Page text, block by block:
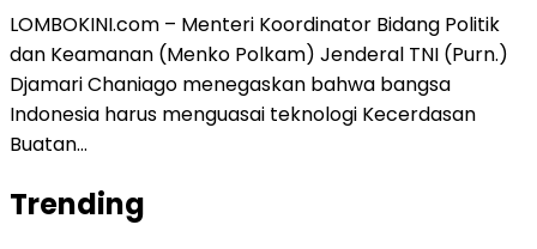
LOMBOKINI.com – Menteri Koordinator Bidang Politik
dan Keamanan (Menko Polkam) Jenderal TNI (Purn.)
Djamari Chaniago menegaskan bahwa bangsa
Indonesia harus menguasai teknologi Kecerdasan
Buatan…
Trending